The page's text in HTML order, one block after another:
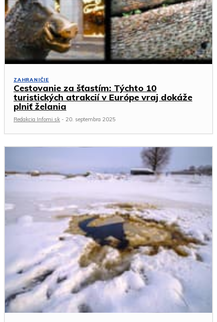
ZAHRANIČIE
Cestovanie za šťastím: Týchto 10
turistických atrakcií v Európe vraj dokáže
plniť želania
Redakcia Infomi.sk - 20. septembra 2025